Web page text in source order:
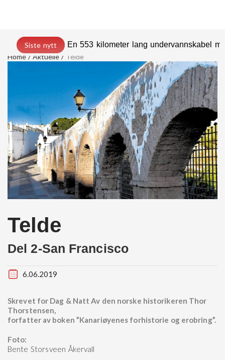
Siste nytt
En 553 kilometer lang undervannskabel
Home
Aktuelle Telde
Telde
Del 2-San Francisco
6.06.2019
Skrevet for Dag & Natt Av den norske historikeren Thor
Thorstensen,
forfatter av boken ”Kanariøyenes forhistorie og erobring”.
Foto:
Bente Storsveen Åkervall